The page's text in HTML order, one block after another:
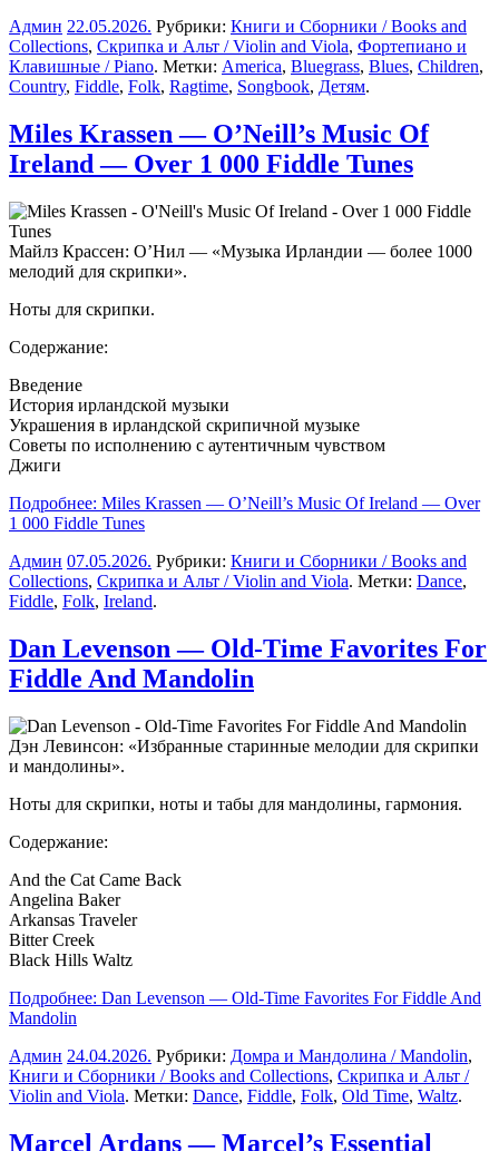
Админ 22.05.2026. Рубрики: Книги и Сборники / Books and
Collections, Скрипка и Альт / Violin and Viola, Фортепиано и
Клавишные / Piano. Метки: America, Bluegrass, Blues, Children,
Country, Fiddle, Folk, Ragtime, Songbook, Детям.
Miles Krassen — O’Neill’s Music Of
Ireland — Over 1 000 Fiddle Tunes
Майлз Крассен: О’Нил — «Музыка Ирландии — более 1000
мелодий для скрипки».
Ноты для скрипки.
Содержание:
Введение
История ирландской музыки
Украшения в ирландской скрипичной музыке
Советы по исполнению с аутентичным чувством
Джиги
Подробнее: Miles Krassen — O’Neill’s Music Of Ireland — Over
1 000 Fiddle Tunes
Админ 07.05.2026. Рубрики: Книги и Сборники / Books and
Collections, Скрипка и Альт / Violin and Viola. Метки: Dance,
Fiddle, Folk, Ireland.
Dan Levenson — Old-Time Favorites For
Fiddle And Mandolin
Дэн Левинсон: «Избранные старинные мелодии для скрипки
и мандолины».
Ноты для скрипки, ноты и табы для мандолины, гармония.
Содержание:
And the Cat Came Back
Angelina Baker
Arkansas Traveler
Bitter Creek
Black Hills Waltz
Подробнее: Dan Levenson — Old-Time Favorites For Fiddle And
Mandolin
Админ 24.04.2026. Рубрики: Домра и Мандолина / Mandolin,
Книги и Сборники / Books and Collections, Скрипка и Альт /
Violin and Viola. Метки: Dance, Fiddle, Folk, Old Time, Waltz.
Marcel Ardans — Marcel’s Essential